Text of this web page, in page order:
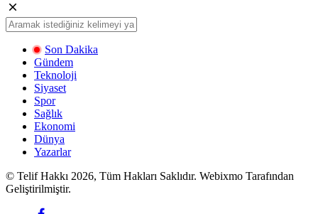
Son Dakika
Gündem
Teknoloji
Siyaset
Spor
Sağlık
Ekonomi
Dünya
Yazarlar
© Telif Hakkı 2026, Tüm Hakları Saklıdır. Webixmo Tarafından
Geliştirilmiştir.